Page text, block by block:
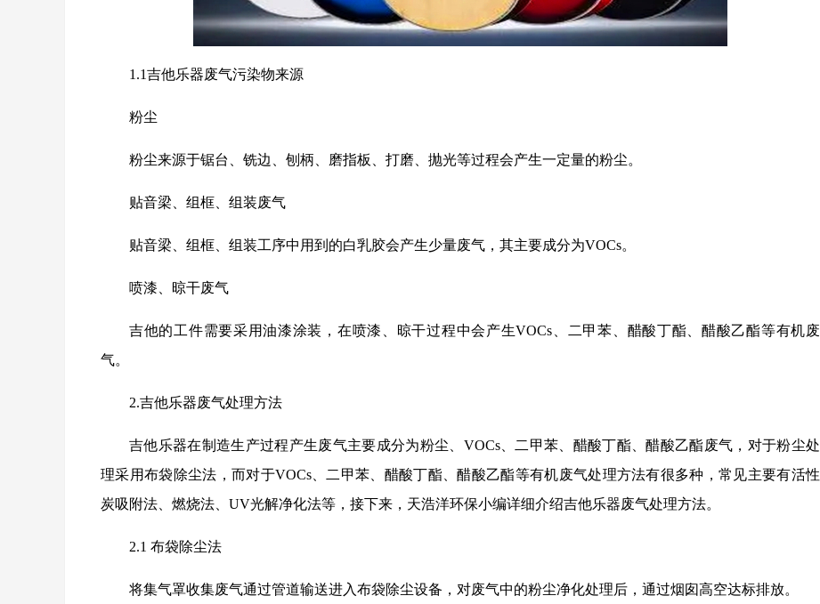
1.1吉他乐器废气污染物来源
粉尘
粉尘来源于锯台、铣边、刨柄、磨指板、打磨、抛光等过程会产生一定量的粉尘。
贴音梁、组框、组装废气
贴音梁、组框、组装工序中用到的白乳胶会产生少量废气，其主要成分为VOCs。
喷漆、晾干废气
吉他的工件需要采用油漆涂装，在喷漆、晾干过程中会产生VOCs、二甲苯、醋酸丁酯、醋酸乙酯等有机废
气。
2.吉他乐器废气处理方法
吉他乐器在制造生产过程产生废气主要成分为粉尘、VOCs、二甲苯、醋酸丁酯、醋酸乙酯废气，对于粉尘处
理采用布袋除尘法，而对于VOCs、二甲苯、醋酸丁酯、醋酸乙酯等有机废气处理方法有很多种，常见主要有活性
炭吸附法、燃烧法、UV光解净化法等，接下来，天浩洋环保小编详细介绍吉他乐器废气处理方法。
2.1 布袋除尘法
将集气罩收集废气通过管道输送进入布袋除尘设备，对废气中的粉尘净化处理后，通过烟囱高空达标排放。